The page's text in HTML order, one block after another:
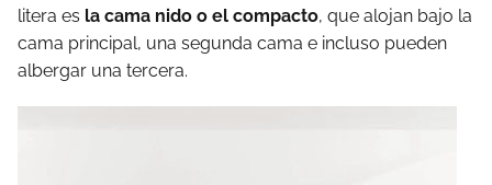
litera es la cama nido o el compacto, que alojan bajo la
cama principal, una segunda cama e incluso pueden
albergar una tercera.